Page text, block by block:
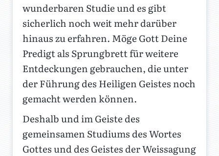
wunderbaren Studie und es gibt
sicherlich noch weit mehr darüber
hinaus zu erfahren. Möge Gott Deine
Predigt als Sprungbrett für weitere
Entdeckungen gebrauchen, die unter
der Führung des Heiligen Geistes noch
gemacht werden können.
Deshalb und im Geiste des
gemeinsamen Studiums des Wortes
Gottes und des Geistes der Weissagung